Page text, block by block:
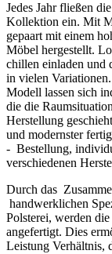
Jedes Jahr fließen
Kollektion ein. Mit
gepaart mit einem
Möbel hergestellt.
chillen einladen und
in vielen
Modell lassen sich
die die
Herstellung
und modernster
- Bestellung,
verschiedenen
Durch das
handwerklichen
Polsterei, werden
angefertigt. Dies
Leistung Verhältnis,